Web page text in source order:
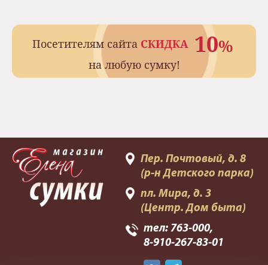
Посетителям сайта СКИДКА 10%
на любую сумку!
Пер. Почтовый, д. 8
(р-н Детского парка)
пл. Мира, д. 3
(Центр. Дом быта)
тел: 763-000,
8-910-267-83-01